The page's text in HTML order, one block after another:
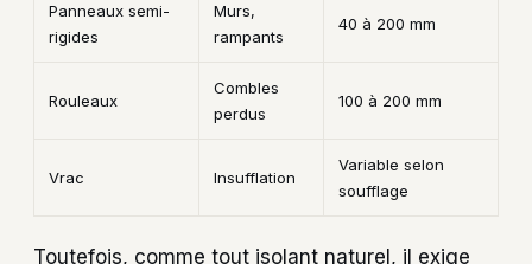
Panneaux semi-
rigides
Murs,
rampants
40 à 200 mm
Rouleaux
Combles
perdus
100 à 200 mm
Vrac Insufflation
Variable selon
soufflage
Toutefois, comme tout isolant naturel, il exige